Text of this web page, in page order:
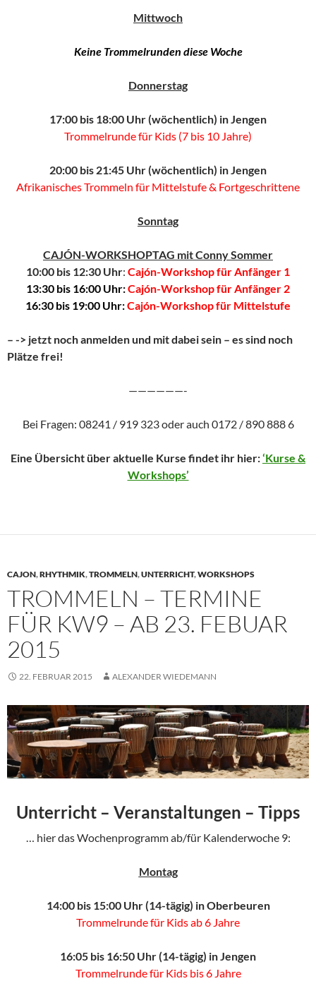
Mittwoch
Keine Trommelrunden diese Woche
Donnerstag
17:00 bis 18:00 Uhr (wöchentlich) in Jengen
Trommelrunde für Kids (7 bis 10 Jahre)
20:00 bis 21:45 Uhr (wöchentlich) in Jengen
Afrikanisches Trommeln für Mittelstufe & Fortgeschrittene
Sonntag
CAJÓN-WORKSHOPTAG mit Conny Sommer
10:00 bis 12:30 Uhr: Cajón-Workshop für Anfänger 1
13:30 bis 16:00 Uhr:Cajón-Workshop für Anfänger 2
16:30 bis 19:00 Uhr:Cajón-Workshop für Mittelstufe
– -> jetzt noch anmelden und mit dabei sein – es sind noch
Plätze frei!
——————-
Bei Fragen: 08241 / 919 323 oder auch 0172 / 890 888 6
Eine Übersicht über aktuelle Kurse findet ihr hier:‘Kurse &
Workshops’
CAJON,RHYTHMIK,TROMMELN,UNTERRICHT,WORKSHOPS
TROMMELN – TERMINE
FÜR KW9 – AB 23. FEBUAR
2015
22. FEBRUAR 2015 ALEXANDER WIEDEMANN
Unterricht – Veranstaltungen – Tipps
… hier das Wochenprogramm ab/für Kalenderwoche 9:
Montag
14:00 bis 15:00 Uhr (14-tägig) in Oberbeuren
Trommelrunde für Kids ab 6 Jahre
16:05 bis 16:50 Uhr (14-tägig) in Jengen
Trommelrunde für Kids bis 6 Jahre